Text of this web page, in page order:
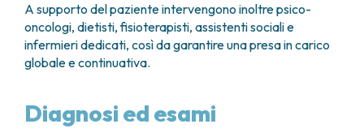
A supporto del paziente intervengono inoltre psico-
oncologi, dietisti, fisioterapisti, assistenti sociali e
infermieri dedicati, così da garantire una presa in carico
globale e continuativa.
Diagnosi ed esami